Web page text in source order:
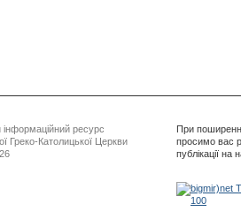
інформаційний ресурс
Греко-Католицької Церкви
При
просимо вас
публікації на